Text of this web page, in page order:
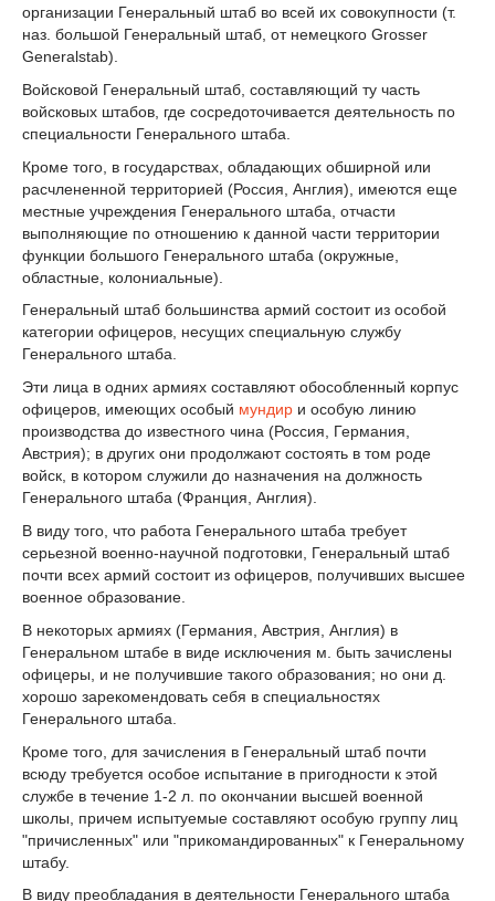
организации Генеральный штаб во всей их совокупности (т.
наз. большой Генеральный штаб, от немецкого Grosser
Generalstab).
Войсковой Генеральный штаб, составляющий ту часть
войсковых штабов, где сосредоточивается деятельность по
специальности Генерального штаба.
Кроме того, в государствах, обладающих обширной или
расчлененной территорией (Россия, Англия), имеются еще
местные учреждения Генерального штаба, отчасти
выполняющие по отношению к данной части территории
функции большого Генерального штаба (окружные,
областные, колониальные).
Генеральный штаб большинства армий состоит из особой
категории офицеров, несущих специальную службу
Генерального штаба.
Эти лица в одних армиях составляют обособленный корпус
офицеров, имеющих особый мундир и особую линию
производства до известного чина (Россия, Германия,
Австрия); в других они продолжают состоять в том роде
войск, в котором служили до назначения на должность
Генерального штаба (Франция, Англия).
В виду того, что работа Генерального штаба требует
серьезной военно-научной подготовки, Генеральный штаб
почти всех армий состоит из офицеров, получивших высшее
военное образование.
В некоторых армиях (Германия, Австрия, Англия) в
Генеральном штабе в виде исключения м. быть зачислены
офицеры, и не получившие такого образования; но они д.
хорошо зарекомендовать себя в специальностях
Генерального штаба.
Кроме того, для зачисления в Генеральный штаб почти
всюду требуется особое испытание в пригодности к этой
службе в течение 1-2 л. по окончании высшей военной
школы, причем испытуемые составляют особую группу лиц
"причисленных" или "прикомандированных" к Генеральному
штабу.
В виду преобладания в деятельности Генерального штаба